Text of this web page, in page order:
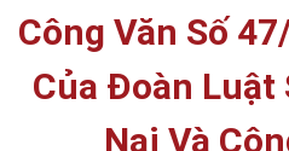
Công Văn Số
Của Đoàn
Nai Và